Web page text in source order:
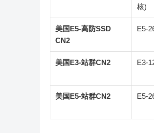
核)
美国E5-高防SSD
CN2
E5-
美国E3-站群CN2 E3-
美国E5-站群CN2 E5-